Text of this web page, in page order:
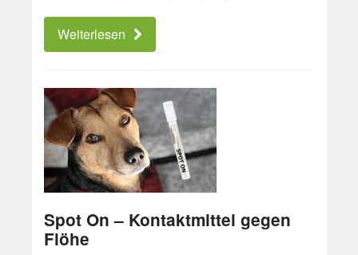
Weiterlesen
Spot On – Kontaktmittel gegen
Flöhe